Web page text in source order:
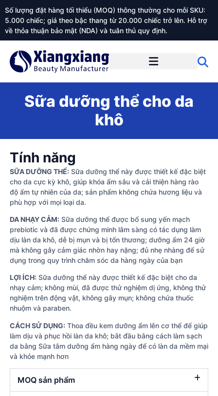
Số lượng đặt hàng tối thiểu (MOQ) thông thường cho mỗi SKU:
5.000 chiếc; giá theo bậc thang từ 20.000 chiếc trở lên. Hỗ trợ
về thỏa thuận bảo mật (NDA) và tuân thủ quy định.
Sữa dưỡng thể cho da
khô
Tính năng
SỮA DƯỠNG THỂ: Sữa dưỡng thể này được thiết kế đặc biệt
cho da cực kỳ khô, giúp khóa ẩm sâu và cải thiện hàng rào
độ ẩm tự nhiên của da; sản phẩm không chứa hương liệu và
phù hợp với mọi loại da.
DA NHẠY CẢM: Sữa dưỡng thể được bổ sung yến mạch
prebiotic và đã được chứng minh lâm sàng có tác dụng làm
dịu làn da khô, dễ bị mụn và bị tổn thương; dưỡng ẩm 24 giờ
mà không gây cảm giác nhờn hay nặng; đủ nhẹ nhàng để sử
dụng trong quy trình chăm sóc da hàng ngày của bạn
LỢI ÍCH: Sữa dưỡng thể này được thiết kế đặc biệt cho da
nhạy cảm; không mùi, đã được thử nghiệm dị ứng, không thử
nghiệm trên động vật, không gây mụn; không chứa thuốc
nhuộm và paraben.
CÁCH SỬ DỤNG: Thoa đều kem dưỡng ẩm lên cơ thể để giúp
làm dịu và phục hồi làn da khô; bắt đầu bằng cách làm sạch
da bằng Sữa tắm dưỡng ẩm hàng ngày để có làn da mềm mại
và khỏe mạnh hơn
MOQ sản phẩm